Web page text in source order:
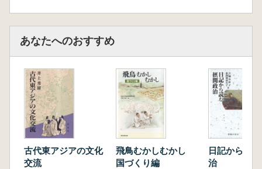
あなたへのおすすめ
古代東アジアの文化
交流
飛鳥むかしむかし
国づくり編
日記から読
治